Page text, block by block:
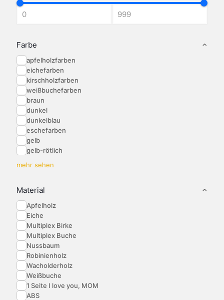
Farbe
apfelholzfarben
eichefarben
kirschholzfarben
weißbuchefarben
braun
dunkel
dunkelblau
eschefarben
gelb
gelb-rötlich
mehr sehen
Material
Apfelholz
Eiche
Multiplex Birke
Multiplex Buche
Nussbaum
Robinienholz
Wacholderholz
Weißbuche
1 Seite I love you, MOM
ABS